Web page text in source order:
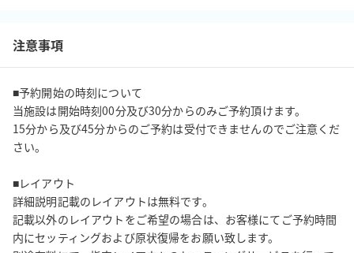
搬入出が必要な場合は事前にお申し出頂き、当日は搬入出専用エ
レベーターをご使用ください。
台車の貸し出しは行っておりません。
また、搬入出の際は施設への破損や、周りの方へのご迷惑になら
ないよう十分にご注意ください。
お近くのコインパーキングをご利用ください。 ※割引サービス等
はございません。
■後片付け・ゴミについて
注意事項
■予約開始の時刻について
当施設は開始時刻00分及び30分からのみご予約頂けます。
15分から及び45分からのご予約は受付できませんのでご注意くだ
さい。
■レイアウト
詳細説明記載のレイアウトは無料です。
記載以外のレイアウトをご希望の場合は、お客様にてご予約時間
内にセッティングおよび原状復帰をお願い致します。